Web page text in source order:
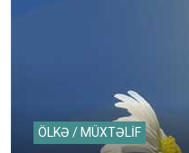
ÖLKƏ / MÜXTƏLİF